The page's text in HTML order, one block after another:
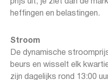
prijs uit; je ziet dan de
heffingen en belastingen.
Stroom
De dynamische
beurs en wisselt elk
zijn dagelijks rond 13:00